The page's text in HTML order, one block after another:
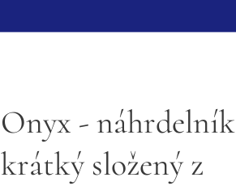
Onyx - náhrdelník
krátký složený z